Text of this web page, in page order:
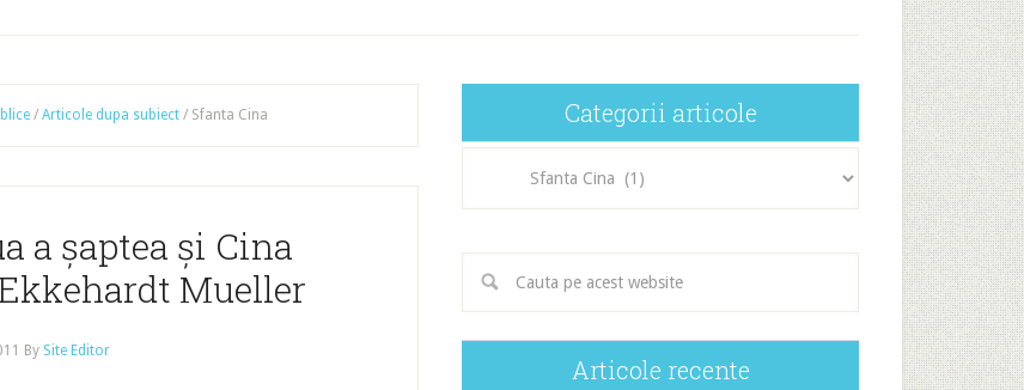
/ Articole dupa subiect / Sfanta Cina
a șaptea și Cina
Mueller
By Site Editor
Categorii articole
Articole recente